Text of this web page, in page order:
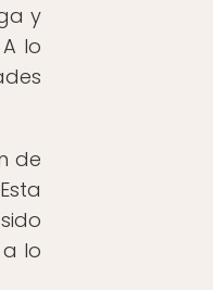
y
lo
de
lo